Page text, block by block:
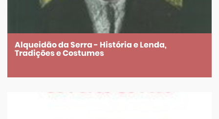
Alqueidão da Serra - História e Lenda,
Tradições e Costumes